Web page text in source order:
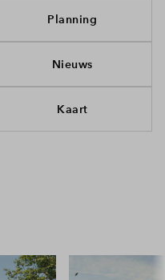
Planning
Nieuws
Kaart